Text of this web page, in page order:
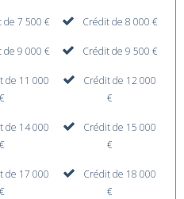
de 7 500 € Crédit de 8 000 €
de 9 000 € Crédit de 9 500 €
de 11 000
€
Crédit de 12 000
€
de 14 000
€
Crédit de 15 000
€
de 17 000
€
Crédit de 18 000
€